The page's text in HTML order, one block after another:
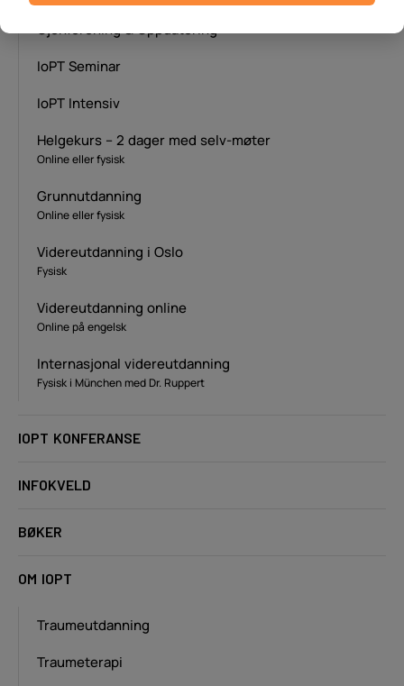
Gjenforening & Oppdatering
IoPT Seminar
IoPT Intensiv
Helgekurs – 2 dager med selv-møter
Online eller fysisk
Grunnutdanning
Online eller fysisk
Videreutdanning i Oslo
Fysisk
Videreutdanning online
Online på engelsk
Internasjonal videreutdanning
Fysisk i München med Dr. Ruppert
IOPT KONFERANSE
INFOKVELD
BØKER
OM IOPT
Traumeutdanning
Traumeterapi